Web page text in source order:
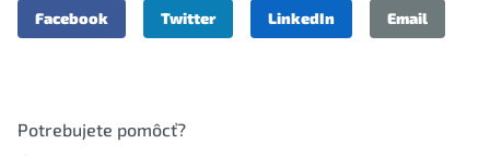
Facebook Twitter LinkedIn Email
Potrebujete pomôcť?